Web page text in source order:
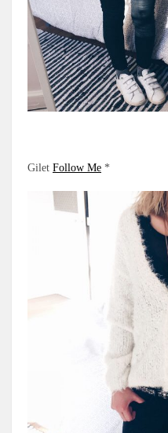
Gilet Follow Me *